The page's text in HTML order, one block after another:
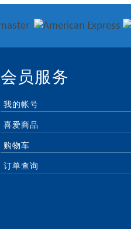
会员服务
我的帐号
喜爱商品
购物车
订单查询